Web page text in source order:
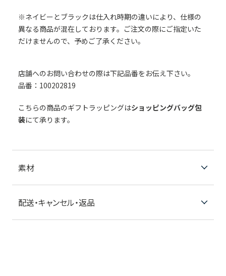
※ネイビーとブラックは仕入れ時期の違いにより、仕様の
異なる商品が混在しております。ご注文の際にご指定いた
だけませんので、予めご了承ください。
店舗へのお問い合わせの際は下記品番をお伝え下さい。
品番：100202819
こちらの商品のギフトラッピングはショッピングバッグ包
装にて承ります。
素材
配送・キャンセル・返品